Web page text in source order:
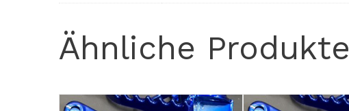
Ähnliche Produkte